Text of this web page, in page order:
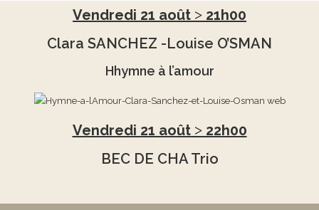
Vendredi 21 août ˃ 21h00
Clara SANCHEZ -Louise O’SMAN
Hhymne à l’amour
Vendredi 21 août ˃ 22h00
BEC DE CHA Trio